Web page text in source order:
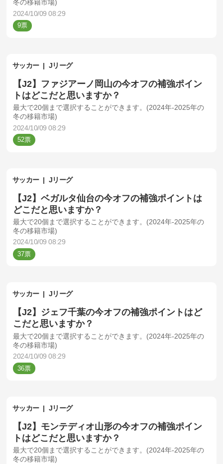
冬の移籍市場)
2024/10/09 08:29
9
サッカー Jリーグ
【J2】ファジアーノ岡山の今オフの補強ポイン
トはどこだと思いますか？
最大で20個まで選択することができます。(2024年-2025年の
冬の移籍市場)
2024/10/09 08:29
52
サッカー Jリーグ
【J2】ベガルタ仙台の今オフの補強ポイントは
どこだと思いますか？
最大で20個まで選択することができます。(2024年-2025年の
冬の移籍市場)
2024/10/09 08:29
37
サッカー Jリーグ
【J2】ジェフ千葉の今オフの補強ポイントはど
こだと思いますか？
最大で20個まで選択することができます。(2024年-2025年の
冬の移籍市場)
2024/10/09 08:29
36
サッカー Jリーグ
【J2】モンテディオ山形の今オフの補強ポイン
トはどこだと思いますか？
最大で20個まで選択することができます。(2024年-2025年の
冬の移籍市場)